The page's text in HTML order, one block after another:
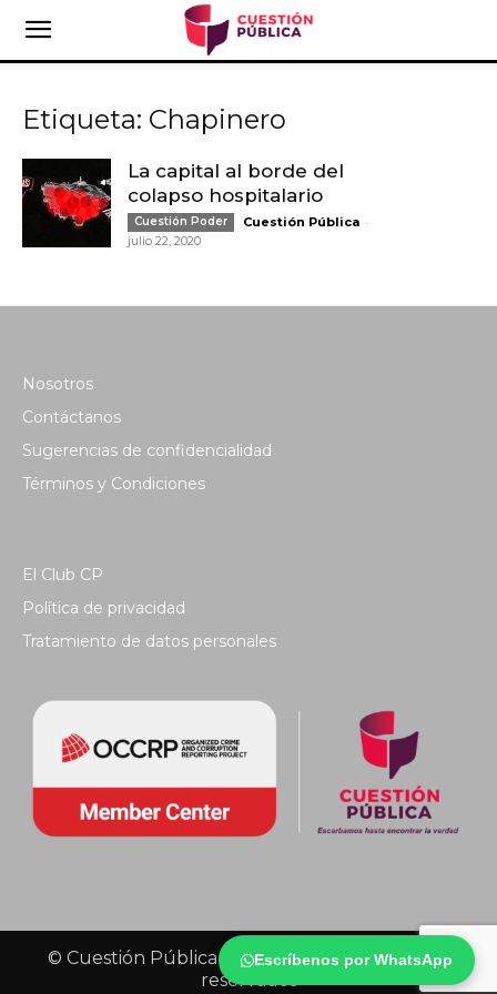
Escríbenos por WhatsApp
Etiqueta: Chapinero
La capital al borde del
colapso hospitalario
Cuestión Poder Cuestión Pública -
julio 22, 2020
Nosotros
Contáctanos
Sugerencias de confidencialidad
Términos y Condiciones
El Club CP
Política de privacidad
Tratamiento de datos personales
© Cuestión Pública 2018 - Todos los derechos
reservados